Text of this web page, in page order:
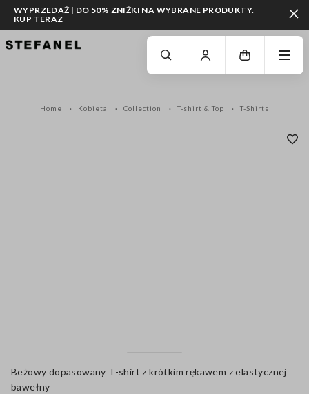
PRZEJDŹ DO GŁÓWNEJ TREŚCI PRZEWIŃ NA DÓŁ STRONY
WYPRZEDAŻ | DO 50% ZNIŻKI NA WYBRANE PRODUKTY.
KUP TERAZ
Home Kobieta Collection T-shirt & Top T-Shirts
Beżowy dopasowany T-shirt z krótkim rękawem z elastycznej
bawełny